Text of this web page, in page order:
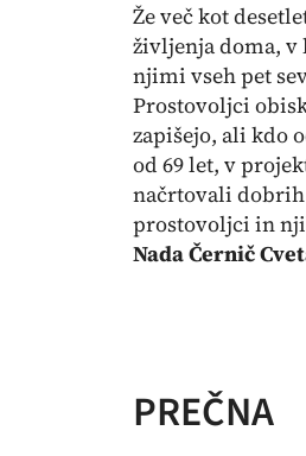
Že več kot
življenja doma, v
njimi vseh pet
Prostovoljci
zapišejo, ali kdo
od 69 let, v
načrtovali dobrih
prostovoljci in
Nada Černič
PREČNA